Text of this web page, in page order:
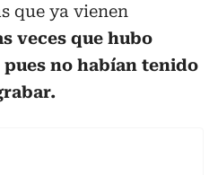
que ya vienen
veces que hubo
pues no habían tenido